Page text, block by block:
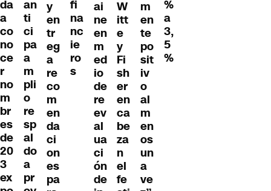
da
a
co
no
ce
r
no
m
br
es
de
20
3
ex
an
ti
ci
pa
a
m
pli
o
re
sp
al
do
a
pr
y
en
tr
eg
a
re
co
m
en
da
ci
on
es
pa
fi
na
nc
ie
ro
s
ai
ne
en
m
ed
io
de
re
ev
al
ua
ci
ón
de
W
itt
e
y
Fi
sh
er
en
ca
be
za
n
el
fe
m
en
te
po
sit
iv
o
al
m
en
os
un
a
ve
%
a
3,
5
%